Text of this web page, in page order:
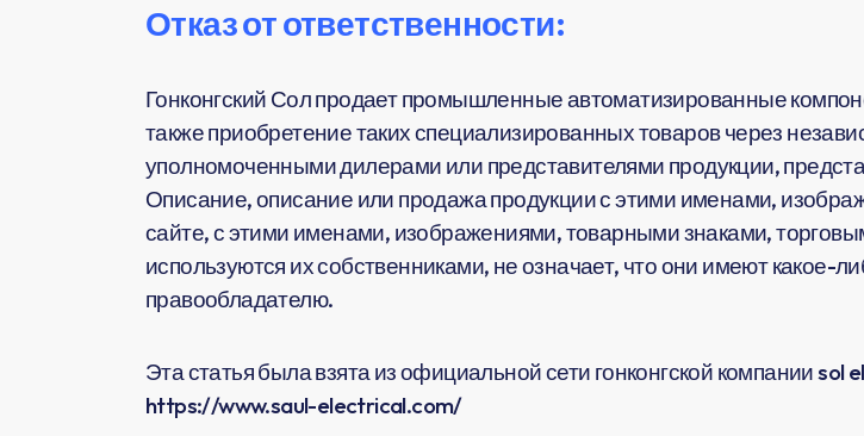
Отказ от ответственности:
Гонконгский Сол продает промышленные автоматизированные
также приобретение таких специализированных товаров через
уполномоченными дилерами или представителями продукции,
Описание, описание или продажа продукции с этими именами,
сайте, с этими именами, изображениями, товарными знаками,
используются их собственниками, не означает, что они имеют
правообладателю.
Эта статья была взята из официальной сети гонконгской компании
https://www.saul-electrical.com/